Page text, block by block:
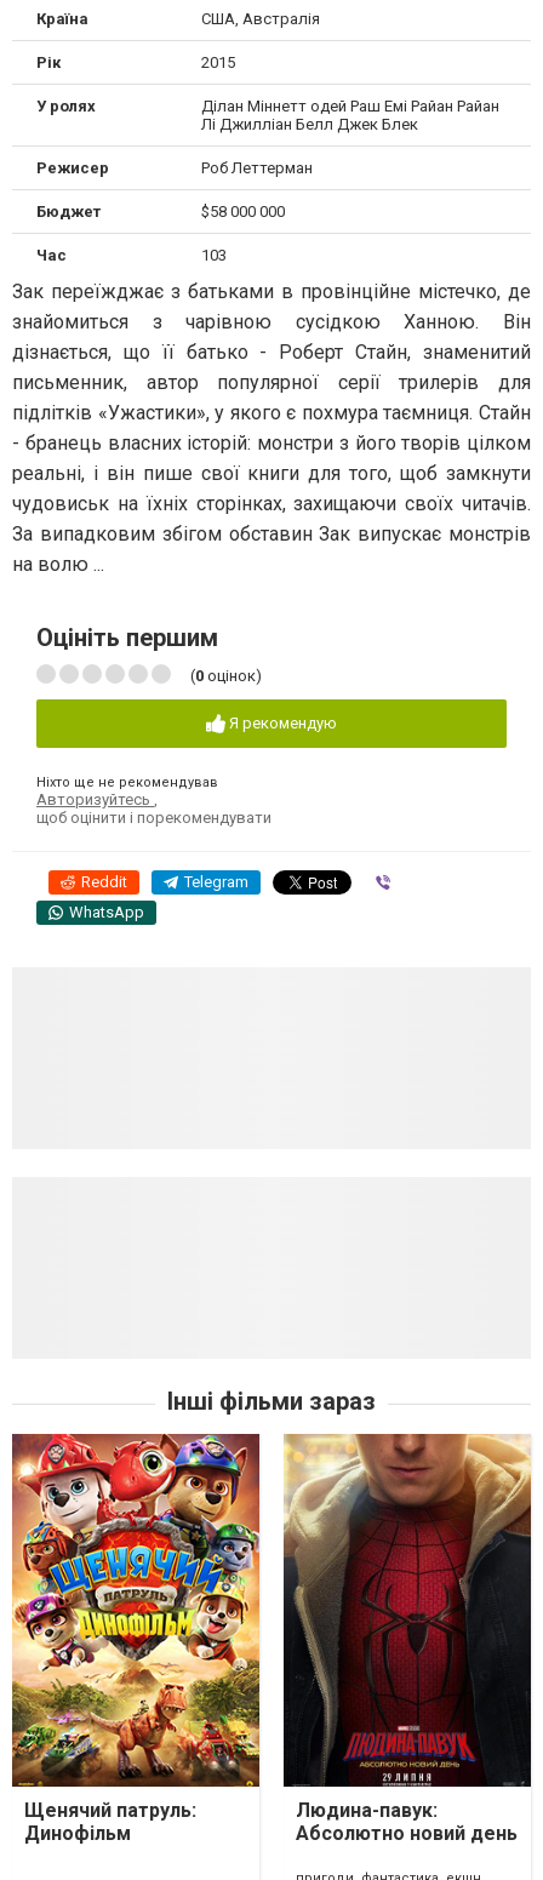
Країна США, Австралія
Рік 2015
У ролях
Ділан Міннетт одей Раш Емі Райан Райан
Лі Джилліан Белл Джек Блек
Режисер Роб Леттерман
Бюджет $58 000 000
Час 103
Зак переїжджає з батьками в провінційне містечко, де
знайомиться з чарівною сусідкою Ханною. Він
дізнається, що її батько - Роберт Стайн, знаменитий
письменник, автор популярної серії трилерів для
підлітків «Ужастики», у якого є похмура таємниця. Стайн
- бранець власних історій: монстри з його творів цілком
реальні, і він пише свої книги для того, щоб замкнути
чудовиськ на їхніх сторінках, захищаючи своїх читачів.
За випадковим збігом обставин Зак випускає монстрів
на волю ...
Оцініть першим
(0 оцінок)
Я рекомендую
Ніхто ще не рекомендував
Авторизуйтесь ,
щоб оцінити і порекомендувати
Reddit Telegram
WhatsApp
Інші фільми зараз
Щенячий патруль:
Динофільм
Людина-павук:
Абсолютно новий день